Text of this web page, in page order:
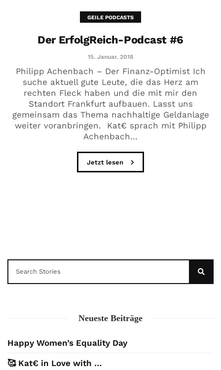
GEILE PODCASTS
Der ErfolgReich-Podcast #6
15. Januar. 2018
Philipp Achenbach – Der Finanz-Optimist Ich
suche aktuell gute Leute, die das Herz am
rechten Fleck haben und die mit mir den
Standort Frankfurt aufbauen. Lasst uns
gemeinsam das Thema nachhaltige Geldanlage
weiter voranbringen. Kat€ sprach mit Philipp
Achenbach...
Jetzt lesen
Neueste Beiträge
Happy Women’s Equality Day
🥰 Kat€ in Love with …